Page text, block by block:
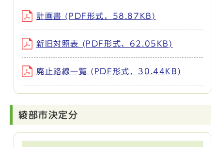
計画書 (PDF形式、58.87KB)
新旧対照表 (PDF形式、62.05KB)
廃止路線一覧 (PDF形式、30.44KB)
綾部市決定分